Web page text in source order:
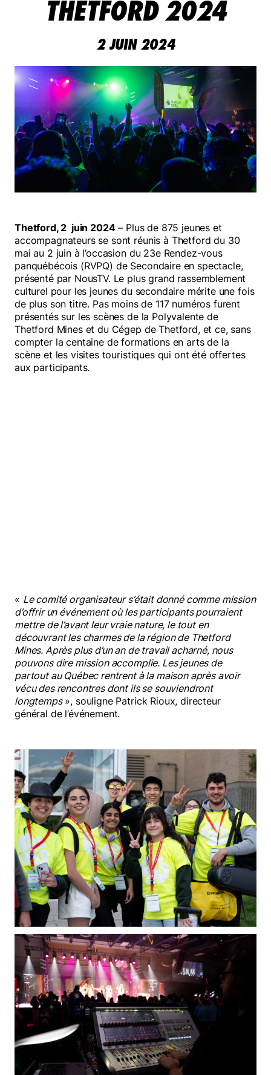
Mélomanes
Faire un don
THETFORD 2024
2 JUIN 2024
Thetford, 2 juin 2024– Plus de 875 jeunes et
accompagnateurs se sont réunis à Thetford du 30
mai au 2 juin à l’occasion du 23e Rendez-vous
panquébécois (RVPQ) de Secondaire en spectacle,
présenté par NousTV. Le plus grand rassemblement
culturel pour les jeunes du secondaire mérite une fois
de plus son titre. Pas moins de 117 numéros furent
présentés sur les scènes de la Polyvalente de
Thetford Mines et du Cégep de Thetford, et ce, sans
compter la centaine de formations en arts de la
scène et les visites touristiques qui ont été offertes
aux participants.
« Le comité organisateur s’était donné comme mission
d’offrir un événement où les participants pourraient
mettre de l’avant leur vraie nature, le tout en
découvrant les charmes de la région de Thetford
Mines. Après plus d’un an de travail acharné, nous
pouvons dire mission accomplie. Les jeunes de
partout au Québec rentrent à la maison après avoir
vécu des rencontres dont ils se souviendront
longtemps», souligne Patrick Rioux, directeur
général de l’événement.